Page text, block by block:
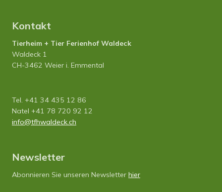
Kontakt
Tierheim + Tier Ferienhof Waldeck
Waldeck 1
CH-3462 Weier i. Emmental
Tel. +41 34 435 12 86
Natel +41 78 720 92 12
info
tfhwaldeck.ch
Newsletter
Abonnieren Sie unseren Newsletter hier